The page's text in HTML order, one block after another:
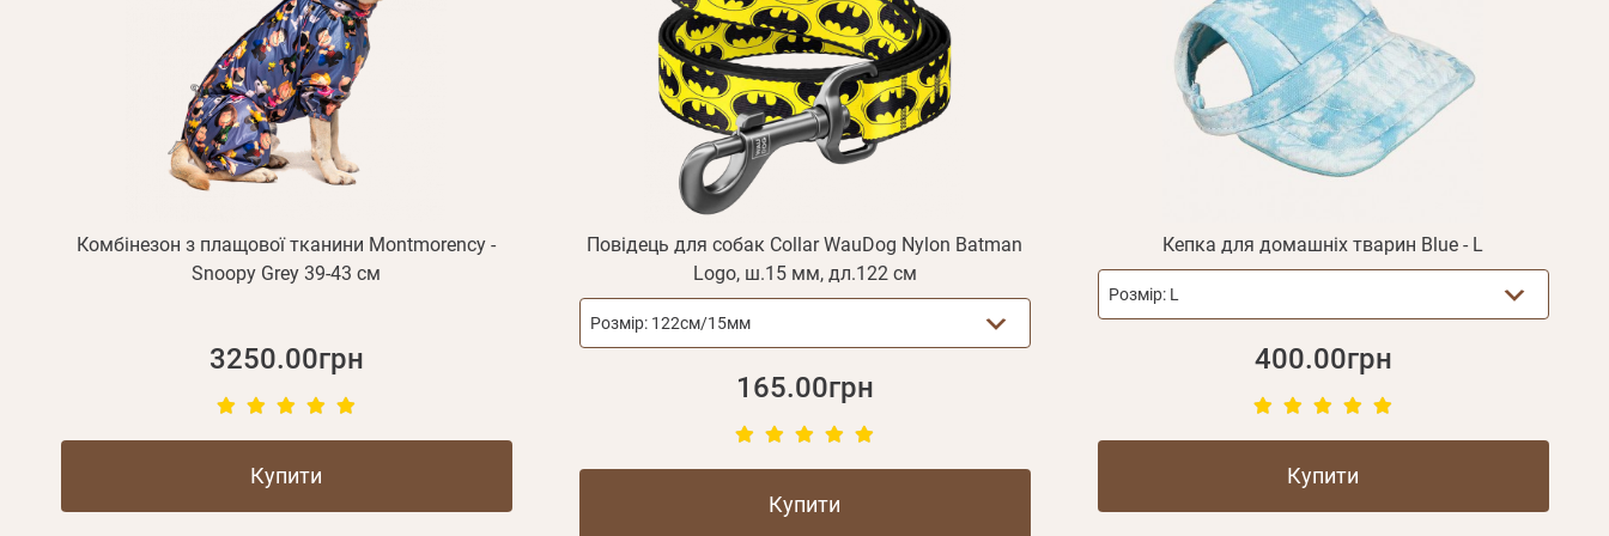
Комбінезон з плащової тканини Montmorency -
Snoopy Grey 39-43 см
3250.00грн
Купити
Повідець для собак Collar WauDog Nylon Batman
Logo, ш.15 мм, дл.122 см
Розмір: 122см/15мм
165.00грн
Купити
Кепка для домашніх тварин Blue - L
Розмір: L
400.00грн
Купити
Відправити
Увійти
Реєстрація
або з допомогою
Отримувати повідомлення про новинки,
знижки, акції
Зареєструватися
Відправити
Згадали пароль?
Не прийшов лист?Повторити відправку
ваш обліковий запис не підтверджена